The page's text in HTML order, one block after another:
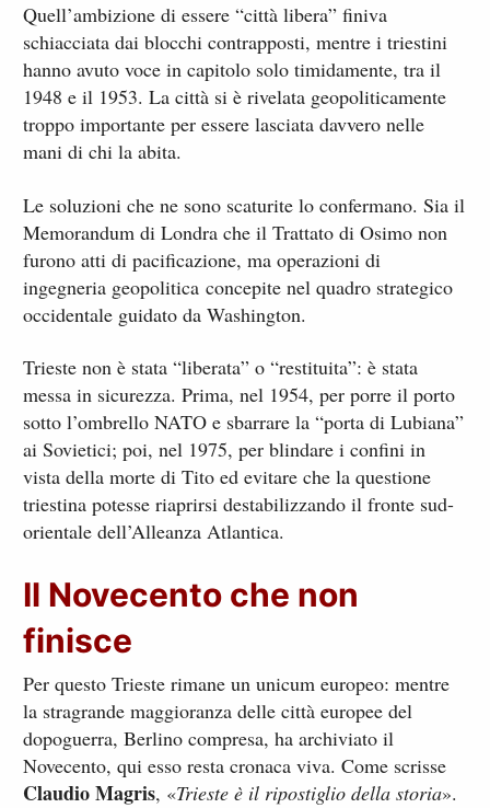
Quell’ambizione di essere “città libera” finiva
schiacciata dai blocchi contrapposti, mentre i triestini
hanno avuto voce in capitolo solo timidamente, tra il
1948 e il 1953. La città si è rivelata geopoliticamente
troppo importante per essere lasciata davvero nelle
mani di chi la abita.
Le soluzioni che ne sono scaturite lo confermano. Sia il
Memorandum di Londra che il Trattato di Osimo non
furono atti di pacificazione, ma operazioni di
ingegneria geopolitica concepite nel quadro strategico
occidentale guidato da Washington.
Trieste non è stata “liberata” o “restituita”: è stata
messa in sicurezza. Prima, nel 1954, per porre il porto
sotto l’ombrello NATO e sbarrare la “porta di Lubiana”
ai Sovietici; poi, nel 1975, per blindare i confini in
vista della morte di Tito ed evitare che la questione
triestina potesse riaprirsi destabilizzando il fronte sud-
orientale dell’Alleanza Atlantica.
Il Novecento che non
finisce
Per questo Trieste rimane un unicum europeo: mentre
la stragrande maggioranza delle città europee del
dopoguerra, Berlino compresa, ha archiviato il
Novecento, qui esso resta cronaca viva. Come scrisse
Claudio Magris, «Trieste è il ripostiglio della storia».